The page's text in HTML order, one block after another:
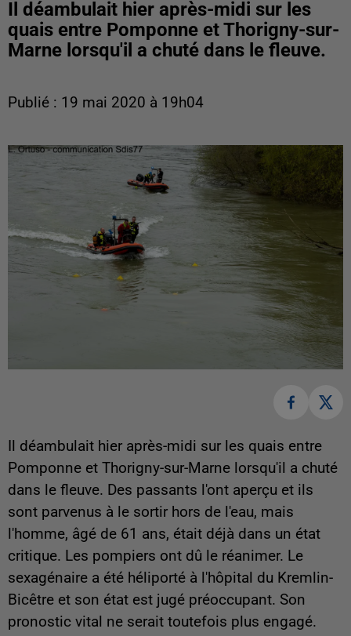
Il déambulait hier après-midi sur les
quais entre Pomponne et Thorigny-sur-
Marne lorsqu'il a chuté dans le fleuve.
Publié : 19 mai 2020 à 19h04
Il déambulait hier après-midi sur les quais entre
Pomponne et Thorigny-sur-Marne lorsqu'il a chuté
dans le fleuve. Des passants l'ont aperçu et ils
sont parvenus à le sortir hors de l'eau, mais
l'homme, âgé de 61 ans, était déjà dans un état
critique. Les pompiers ont dû le réanimer. Le
sexagénaire a été héliporté à l'hôpital du Kremlin-
Bicêtre et son état est jugé préoccupant. Son
pronostic vital ne serait toutefois plus engagé.